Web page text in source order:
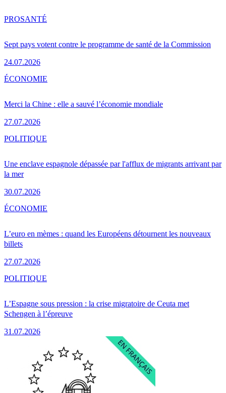
Sept pays votent contre le programme de santé de la Commission
24.07.2026
PROSANTÉ
Merci la Chine : elle a sauvé l’économie mondiale
27.07.2026
ÉCONOMIE
Une enclave espagnole dépassée par l'afflux de migrants arrivant par
la mer
30.07.2026
POLITIQUE
L’euro en mèmes : quand les Européens détournent les nouveaux
billets
27.07.2026
ÉCONOMIE
L’Espagne sous pression : la crise migratoire de Ceuta met
Schengen à l’épreuve
31.07.2026
POLITIQUE